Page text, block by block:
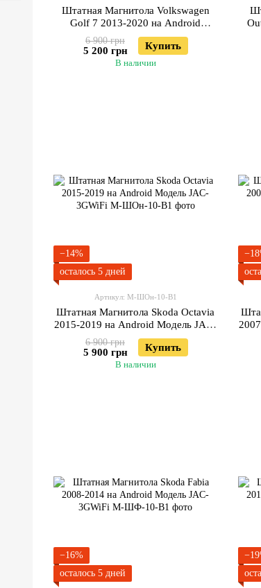
Штатная Магнитола Volkswagen
Golf 7 2013-2020 на Android
Модель JAC-3GWiFi
6 900 грн
5 200 грн Купить
В наличии
−14%
осталось 5 дней
Артикул: М-ШОн-10-В1
Штатная Магнитола Skoda Octavia
2015-2019 на Android Модель JAC-
3GWiFi
6 900 грн
5 900 грн Купить
В наличии
−16%
осталось 5 дней